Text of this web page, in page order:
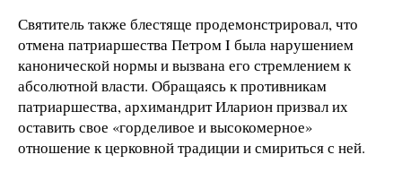
Святитель также блестяще продемонстрировал, что
отмена патриаршества Петром I была нарушением
канонической нормы и вызвана его стремлением к
абсолютной власти. Обращаясь к противникам
патриаршества, архимандрит Иларион призвал их
оставить свое «горделивое и высокомерное»
отношение к церковной традиции и смириться с ней.